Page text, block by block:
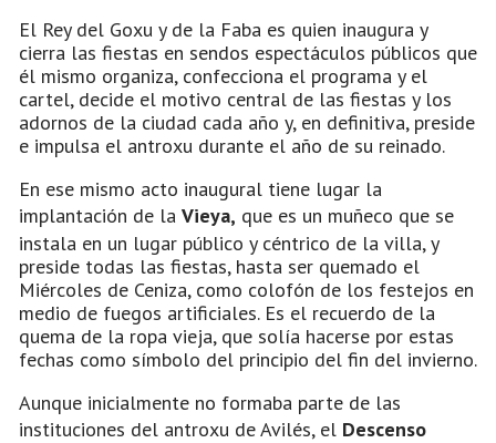
El Rey del Goxu y de la Faba es quien inaugura y
cierra las fiestas en sendos espectáculos públicos que
él mismo organiza, confecciona el programa y el
cartel, decide el motivo central de las fiestas y los
adornos de la ciudad cada año y, en definitiva, preside
e impulsa el antroxu durante el año de su reinado.
En ese mismo acto inaugural tiene lugar la
implantación de la Vieya, que es un muñeco que se
instala en un lugar público y céntrico de la villa, y
preside todas las fiestas, hasta ser quemado el
Miércoles de Ceniza, como colofón de los festejos en
medio de fuegos artificiales. Es el recuerdo de la
quema de la ropa vieja, que solía hacerse por estas
fechas como símbolo del principio del fin del invierno.
Aunque inicialmente no formaba parte de las
instituciones del antroxu de Avilés, el Descenso